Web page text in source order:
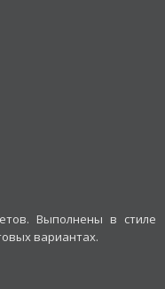
Выполнены в стиле
вариантах.